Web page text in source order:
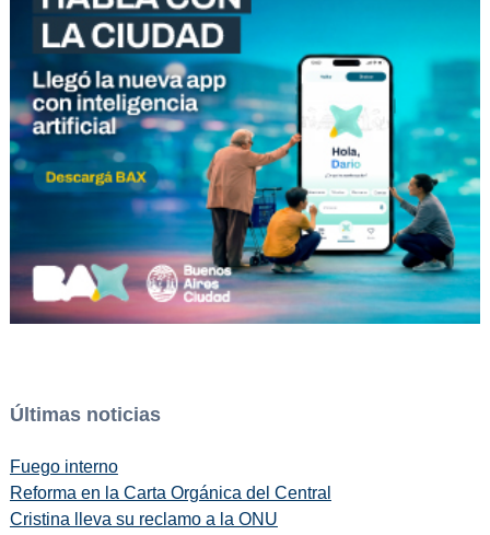
Últimas noticias
Fuego interno
Reforma en la Carta Orgánica del Central
Cristina lleva su reclamo a la ONU